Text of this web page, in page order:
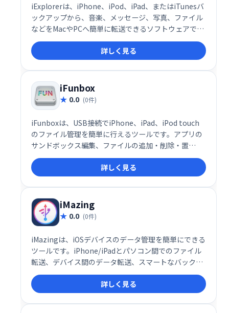
iExplorerは、iPhone、iPod、iPad、またはiTunesバ
ックアップから、音楽、メッセージ、写真、ファイル
などをMacやPCへ簡単に転送できるソフトウェアで
す。大切なデータの管理やバックアップに最適です。
詳しく見る
iFunbox
0.0 (0件)
iFunboxは、USB接続でiPhone、iPad、iPod touch
のファイル管理を簡単に行えるツールです。アプリの
サンドボックス編集、ファイルの追加・削除・置
換、.plistファイルのテキスト変換など、高度な機能も
備えています。デバイス内のファイルの閲覧、探索も
スムーズに行えます。iOSデバイスのファイル管理を
効率化したい方におすすめです。
詳しく見る
iMazing
0.0 (0件)
iMazingは、iOSデバイスのデータ管理を簡単にできる
ツールです。iPhone/iPadとパソコン間でのファイル
転送、デバイス間のデータ転送、スマートなバックア
ップ作成・復元、iTunesバックアップファイルからの
データ抽出などが可能です。必要なデータだけを選択
的に操作でき、iOSデバイスのデータを効率的に管理
できます。
詳しく見る